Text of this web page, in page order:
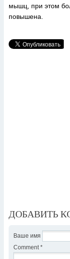
мышц, при этом
повышена.
ДОБАВИТЬ
Ваше имя
Comment *